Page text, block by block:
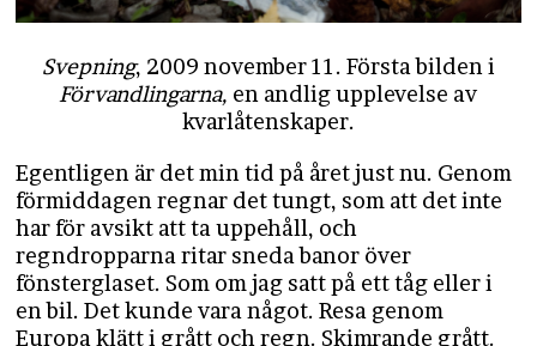
Svepning, 2009 november 11. Första bilden i
Förvandlingarna, en andlig upplevelse av
kvarlåtenskaper.
Egentligen är det min tid på året just nu. Genom
förmiddagen regnar det tungt, som att det inte
har för avsikt att ta uppehåll, och
regndropparna ritar sneda banor över
fönsterglaset. Som om jag satt på ett tåg eller i
en bil. Det kunde vara något. Resa genom
Europa klätt i grått och regn. Skimrande grått.